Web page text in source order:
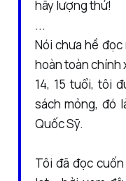
hãy lượng thứ!
...
Nói chưa hề
hoàn toàn chính
14, 15 tuổi, tôi
sách mỏng, đó
Quốc Sỹ.
Tôi đã đọc